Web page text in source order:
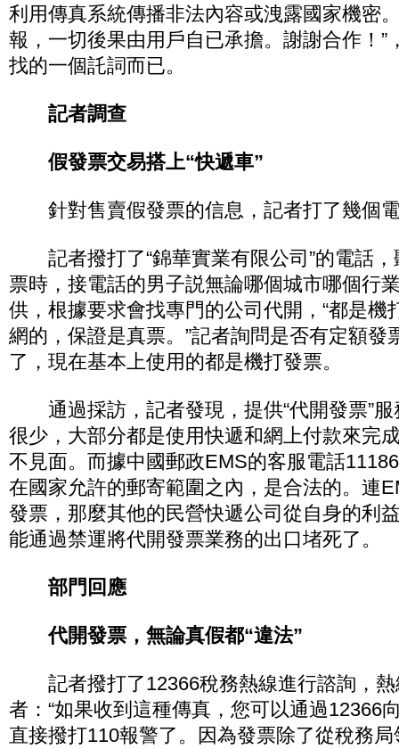
利用傳真系統傳播非法內容或洩露國家機密
報，一切後果由用戶自已承擔。謝謝合作！”
找的一個託詞而已。
記者調查
假發票交易搭上“快遞車”
針對售賣假發票的信息，記者打了幾個
記者撥打了“錦華實業有限公司”的電話，
票時，接電話的男子説無論哪個城市哪個行
供，根據要求會找專門的公司代開，“都是機
網的，保證是真票。”記者詢問是否有定額發
了，現在基本上使用的都是機打發票。
通過採訪，記者發現，提供“代開發票”服
很少，大部分都是使用快遞和網上付款來完
不見面。而據中國郵政EMS的客服電話
在國家允許的郵寄範圍之內，是合法的。連
發票，那麼其他的民營快遞公司從自身的利
能通過禁運將代開發票業務的出口堵死了。
部門回應
代開發票，無論真假都“違法”
記者撥打了12366稅務熱線進行諮詢，熱
者：“如果收到這種傳真，您可以通過12366
直接撥打110報警了。因為發票除了從稅務